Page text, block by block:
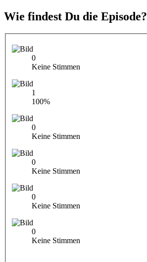
Wie findest Du die Episode?
0
Keine Stimmen
1
100%
0
Keine Stimmen
0
Keine Stimmen
0
Keine Stimmen
0
Keine Stimmen